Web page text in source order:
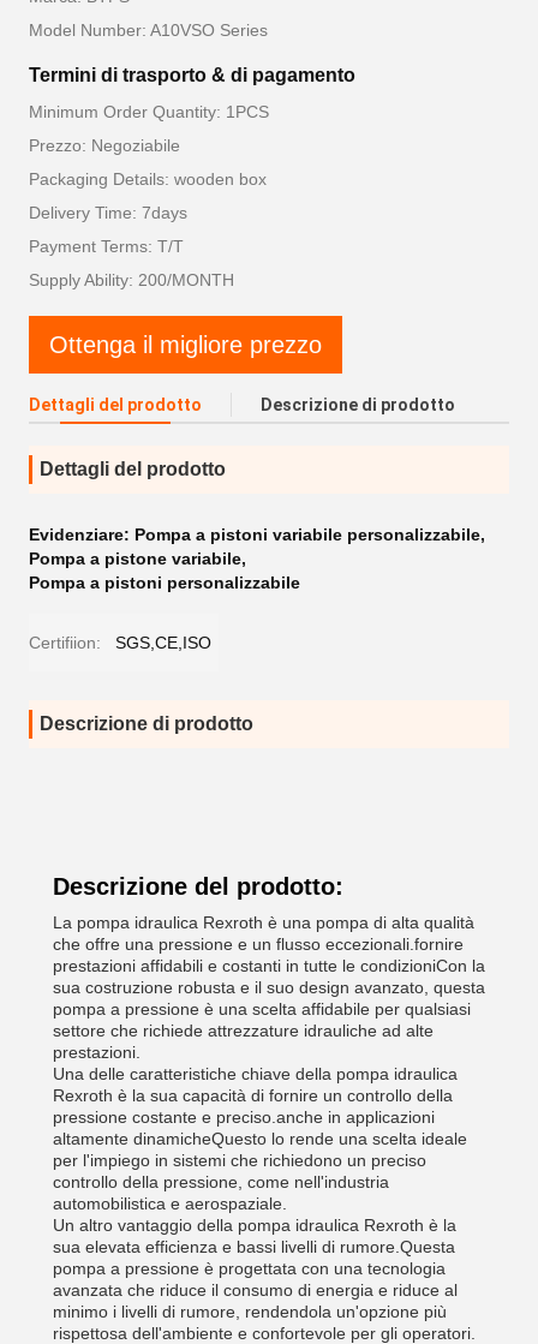
Model Number: A10VSO Series
Termini di trasporto & di pagamento
Minimum Order Quantity: 1PCS
Prezzo: Negoziabile
Packaging Details: wooden box
Delivery Time: 7days
Payment Terms: T/T
Supply Ability: 200/MONTH
Ottenga il migliore prezzo
Dettagli del prodotto Descrizione di prodotto
Dettagli del prodotto
Evidenziare: Pompa a pistoni variabile personalizzabile,
Pompa a pistone variabile,
Pompa a pistoni personalizzabile
Certifiion: SGS,CE,ISO
Descrizione di prodotto
Descrizione del prodotto:
La pompa idraulica Rexroth è una pompa di alta qualità
che offre una pressione e un flusso eccezionali.fornire
prestazioni affidabili e costanti in tutte le condizioniCon la
sua costruzione robusta e il suo design avanzato, questa
pompa a pressione è una scelta affidabile per qualsiasi
settore che richiede attrezzature idrauliche ad alte
prestazioni.
Una delle caratteristiche chiave della pompa idraulica
Rexroth è la sua capacità di fornire un controllo della
pressione costante e preciso.anche in applicazioni
altamente dinamicheQuesto lo rende una scelta ideale
per l'impiego in sistemi che richiedono un preciso
controllo della pressione, come nell'industria
automobilistica e aerospaziale.
Un altro vantaggio della pompa idraulica Rexroth è la
sua elevata efficienza e bassi livelli di rumore.Questa
pompa a pressione è progettata con una tecnologia
avanzata che riduce il consumo di energia e riduce al
minimo i livelli di rumore, rendendola un'opzione più
rispettosa dell'ambiente e confortevole per gli operatori.